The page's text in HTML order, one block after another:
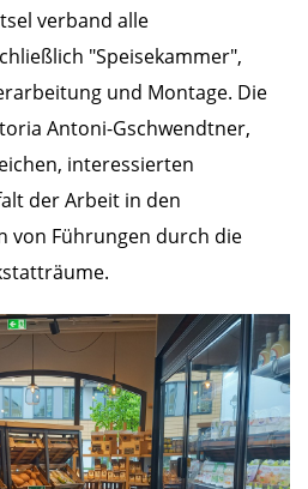
verband alle
"Speisekammer",
und Montage. Die
Antoni-Gschwendtner,
interessierten
der Arbeit in den
von Führungen durch die